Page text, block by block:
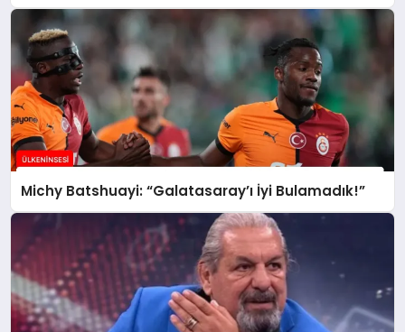
Michy Batshuayi: “Galatasaray’ı İyi Bulamadık!”